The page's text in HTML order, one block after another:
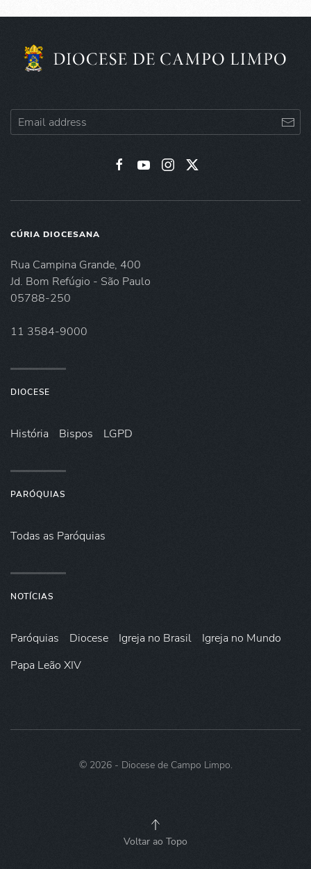
CÚRIA DIOCESANA
Rua Campina Grande, 400
Jd. Bom Refúgio - São Paulo
05788-250
11 3584-9000
DIOCESE
História Bispos LGPD
PARÓQUIAS
Todas as Paróquias
NOTÍCIAS
Paróquias Diocese Igreja no Brasil
Igreja no Mundo
Papa Leão XIV
© 2026- Diocese de Campo Limpo.
Voltar ao Topo